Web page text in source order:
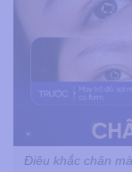
Điêu khắc chân